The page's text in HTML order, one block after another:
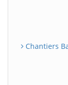
Chantiers